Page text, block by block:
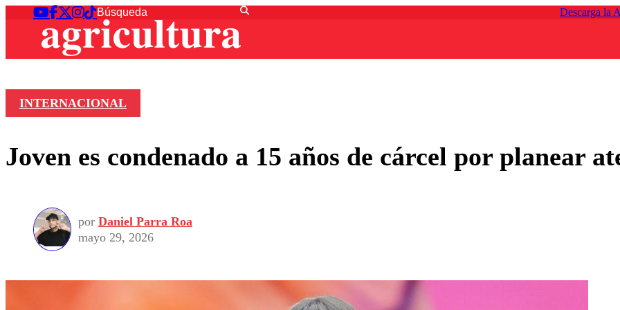
Descarga la
INTERNACIONAL
Joven es condenado a 15 años de cárcel por planear
por Daniel Parra Roa
mayo 29, 2026